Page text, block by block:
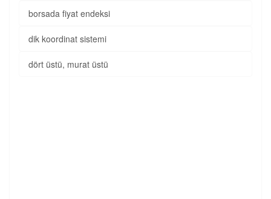
borsada fiyat endeksi
dik koordinat sistemi
dört üstü, murat üstü